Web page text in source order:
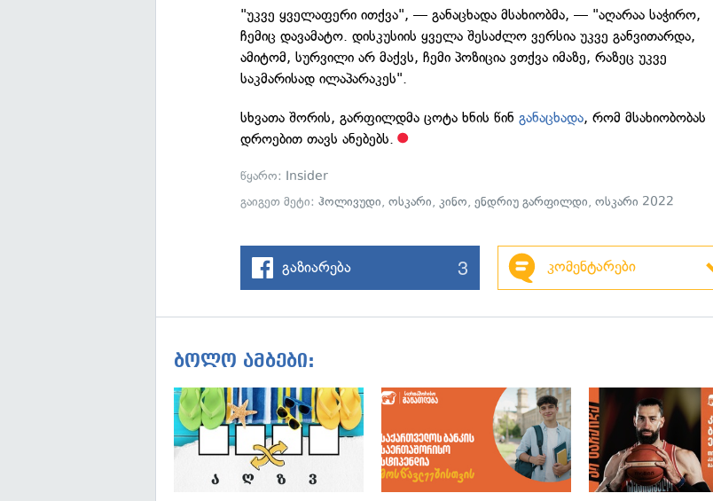
"უკვე ყველაფერი ითქვა", — განაცხადა მსახიობმა, — "აღარაა საჭირო,
ჩემიც დავამატო. დისკუსიის ყველა შესაძლო ვერსია უკვე განვითარდა,
ამიტომ, სურვილი არ მაქვს, ჩემი პოზიცია ვთქვა იმაზე, რაზეც უკვე
საკმარისად ილაპარაკეს".
სხვათა შორის, გარფილდმა ცოტა ხნის წინგანაცხადა, რომ მსახიობობას
დროებით თავს ანებებს.
წყარო: Insider
გაიგეთ მეტი:ჰოლივუდი,ოსკარი,კინო,ენდრიუ გარფილდი,ოსკარი 2022
გაზიარება 3 კომენტარები
ბოლო ამბები:
გადახედვა